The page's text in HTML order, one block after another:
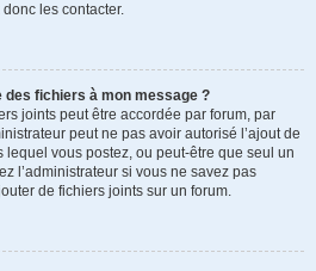
les contacter.
des fichiers à mon message ?
joints peut être accordée par forum, par
peut ne pas avoir autorisé l’ajout de
vous postez, ou peut-être que seul un
l’administrateur si vous ne savez pas
de fichiers joints sur un forum.